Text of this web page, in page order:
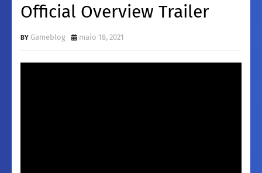
Official Overview Trailer
Gameblog maio 18, 2021